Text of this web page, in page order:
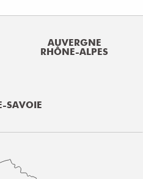
AUVERGNE
RHÔNE-ALPES
SAVOIE